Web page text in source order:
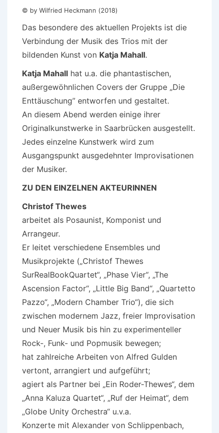
© by Wilfried Heckmann (2018)
Das besondere des aktuellen Projekts ist die
Verbindung der Musik des Trios mit der
bildenden Kunst von Katja Mahall.
Katja Mahall hat u.a. die phantastischen,
außergewöhnlichen Covers der Gruppe „Die
Enttäuschung’’ entworfen und gestaltet.
An diesem Abend werden einige ihrer
Originalkunstwerke in Saarbrücken ausgestellt.
Jedes einzelne Kunstwerk wird zum
Ausgangspunkt ausgedehnter Improvisationen
der Musiker.
ZU DEN EINZELNEN AKTEURINNEN
Christof Thewes
arbeitet als Posaunist, Komponist und
Arrangeur.
Er leitet verschiedene Ensembles und
Musikprojekte („Christof Thewes
SurRealBookQuartet“, „Phase Vier“, „The
Ascension Factor“, „Little Big Band“, „Quartetto
Pazzo“, „Modern Chamber Trio“), die sich
zwischen modernem Jazz, freier Improvisation
und Neuer Musik bis hin zu experimenteller
Rock-, Funk- und Popmusik bewegen;
hat zahlreiche Arbeiten von Alfred Gulden
vertont, arrangiert und aufgeführt;
agiert als Partner bei „Ein Roder-Thewes“, dem
„Anna Kaluza Quartet“, „Ruf der Heimat“, dem
„Globe Unity Orchestra“ u.v.a.
Konzerte mit Alexander von Schlippenbach,